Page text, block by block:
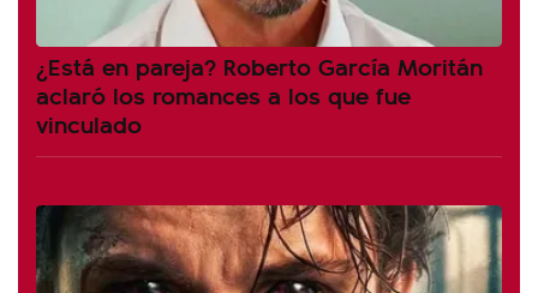
¿Está en pareja? Roberto García Moritán
aclaró los romances a los que fue
vinculado